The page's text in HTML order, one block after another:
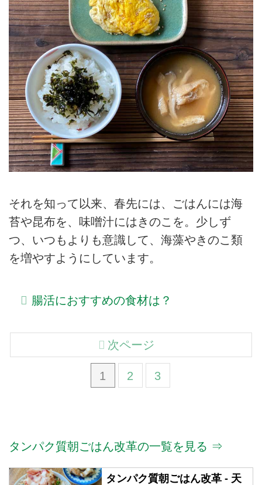
それを知って以来、春先には、ごはんには海
苔や昆布を、味噌汁にはきのこを。少しず
つ、いつもよりも意識して、海藻やきのこ類
を増やすようにしています。
腸活におすすめの食材は？
1 2 3
次ページ
タンパク質朝ごはん改革の一覧を見る ⇒
タンパク質朝ごはん改革 - 天